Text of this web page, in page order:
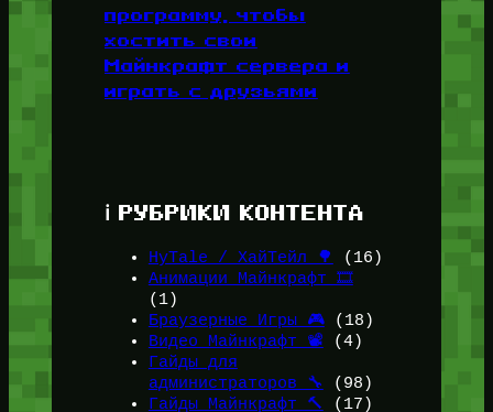
программу, чтобы
хостить свои
Майнкрафт сервера и
играть с друзьями
ℹ️ РУБРИКИ КОНТЕНТА
HyTale / ХайТейл 🌳
(16)
Анимации Майнкрафт 🎞️
(1)
Браузерные Игры 🎮(18)
Видео Майнкрафт 📽️ (4)
Гайды для
администраторов 🔧
(98)
Гайды Майнкрафт 🔨
(17)